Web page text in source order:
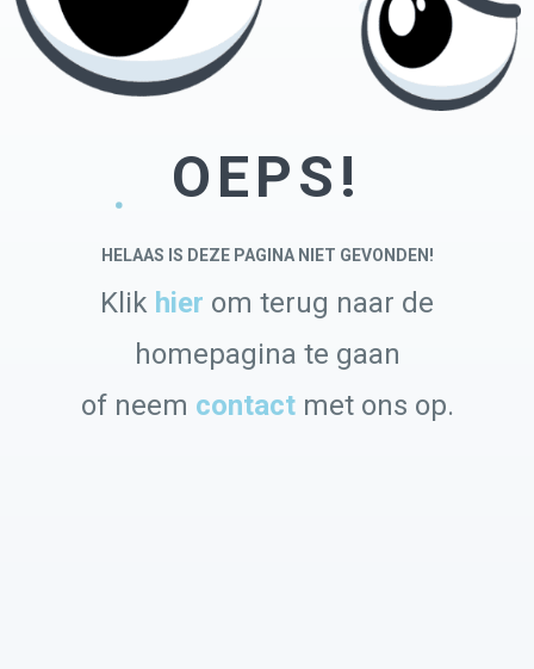
OEPS!
HELAAS IS DEZE PAGINA NIET GEVONDEN!
Klik hier om terug naar de
homepagina te gaan
of neem contactmet ons op.